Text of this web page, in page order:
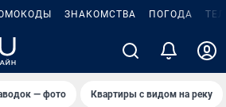
ЗНАКОМСТВА ПОГОДА
— фото Квартиры с видом на реку